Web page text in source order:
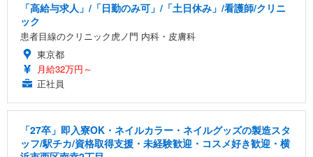
「高給与求人」/「日勤のみ可」/「土日休み」/看護師/クリニ
ック
患者目線のクリニック虎ノ門 内科・皮膚科
東京都
月給32万円～
正社員
「27卒」即入寮OK・ネイルカラー・ネイルグッズの製造スタ
ッフ/駅チカ/資格取得支援・未経験歓迎・コスメ好き歓迎・横